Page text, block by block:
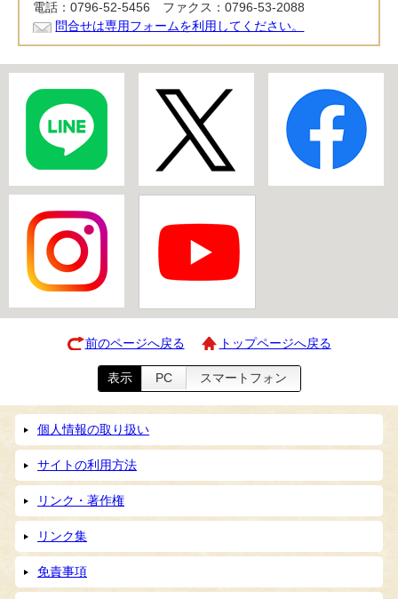
電話：0796-52-5456 ファクス：0796-53-2088
問合せは専用フォームを利用してください。
前のページへ戻る トップページへ戻る
表示 PC スマートフォン
個人情報の取り扱い
サイトの利用方法
リンク・著作権
リンク集
免責事項